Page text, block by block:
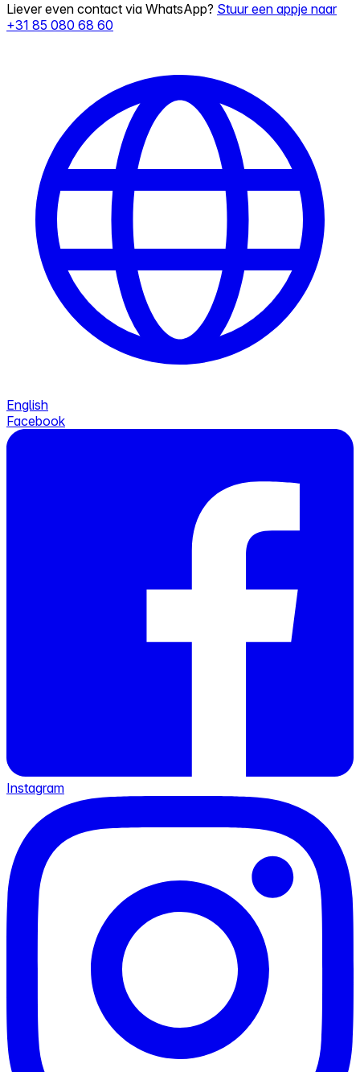
Liever even contact via WhatsApp? Stuur een appje naar
+31 85 080 68 60
English
Facebook
Instagram